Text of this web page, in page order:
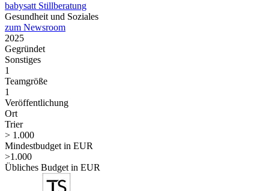
babysatt Stillberatung
Gesundheit und Soziales
zum Newsroom
2025
Gegründet
Sonstiges
1
Teamgröße
1
Veröffentlichung
Ort
Trier
> 1.000
Mindestbudget in EUR
>1.000
Übliches Budget in EUR